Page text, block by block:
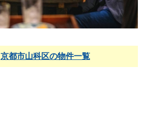
京都市山科区の物件一覧